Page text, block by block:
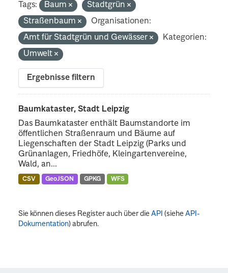
Tags: Baum
Stadtgrün
Straßenbaum
Organisationen:
Amt für Stadtgrün und Gewässer
Kategorien:
Umwelt
Ergebnisse filtern
Baumkataster, Stadt Leipzig
Das Baumkataster enthält Baumstandorte im
öffentlichen Straßenraum und Bäume auf
Liegenschaften der Stadt Leipzig (Parks und
Grünanlagen, Friedhöfe, Kleingartenvereine,
Wald, an...
CSV GeoJSON GPKG WFS
Sie können dieses Register auch über dieAPI (sieheAPI-
Dokumentation) abrufen.